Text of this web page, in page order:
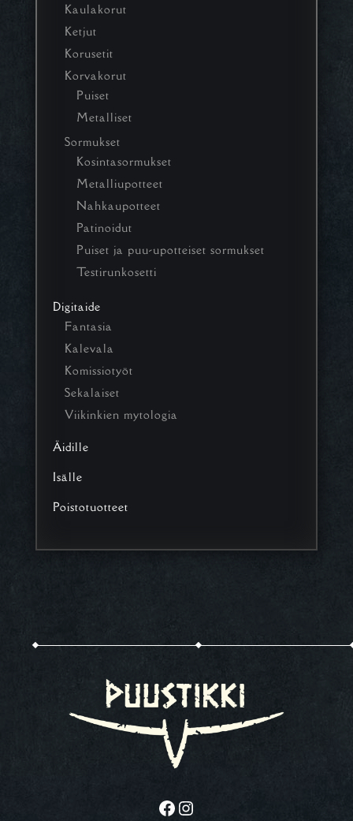
Kaulakorut
Ketjut
Korusetit
Korvakorut
Puiset
Metalliset
Sormukset
Kosintasormukset
Metalliupotteet
Nahkaupotteet
Patinoidut
Puiset ja puu-upotteiset sormukset
Testirunkosetti
Digitaide
Fantasia
Kalevala
Komissiotyöt
Sekalaiset
Viikinkien mytologia
Äidille
Isälle
Poistotuotteet
Facebook Instagram